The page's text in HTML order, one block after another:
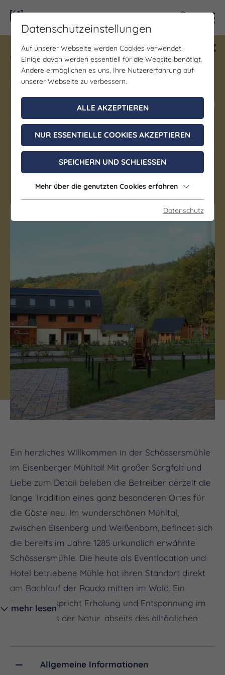
Gewinne ein Blind Date mit Saale-
Unstrut! Teilnahme vom 1.7. - 18.12.
möglich.
Jetzt mitmachen
Schössersmühle Eisenberg
Eisenberg
(c) Saale-Unstrut Tourismus GmbH
Ein herzliches Willkommen in der Schössersmühle
im Eisenberger Mühltal! Mit großer Sorgfalt und
Liebe zum Detail beleben die Betreiber derzeit die
lange Tradition eines ganz besonderen Ortes für
die Gäste neu. Im wunderschönen Mühltal,
zwischen Eisenberg und Weißenborn, befindet sich
die bereits im Jahre 1285 urkundlich erwähnte
Schössersmühle. Die heute als Eventlocation und
Hotel betriebene Mühle hat ihren Standort direkt
am Bachlauf der Rauda mitten im Wald. Ein
Besuch verspricht Erholung und Entspannung im
Energiefluss der Natur, abseits des alltäglichen
Gedanken auf der Sonnenterrasse oder am
mehr lesen
Allgemeine Informationen
Datenschutzeinstellungen
Auf unserer Webseite werden Cookies verwendet.
Einige davon werden essentiell für die Website benötigt.
Andere ermöglichen es uns, Ihre Nutzererfahrung auf
unserer Webseite zu verbessern.
ALLE AKZEPTIEREN
NUR ESSENTIELLE COOKIES AKZEPTIEREN
SPEICHERN UND SCHLIESSEN
Mehr über die genutzten Cookies erfahren
Datenschutz